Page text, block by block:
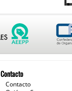
Contacto
Contacto